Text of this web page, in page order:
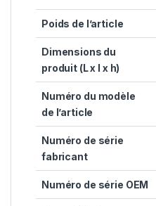
Poids de l’article
Dimensions du
produit (L x l x h)
Numéro du modèle
de l’article
Numéro de série
fabricant
Numéro de série OEM